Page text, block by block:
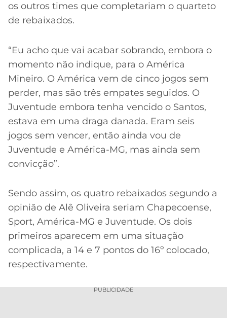
os outros times que completariam o quarteto
de rebaixados.
“Eu acho que vai acabar sobrando, embora o
momento não indique, para o América
Mineiro. O América vem de cinco jogos sem
perder, mas são três empates seguidos. O
Juventude embora tenha vencido o Santos,
estava em uma draga danada. Eram seis
jogos sem vencer, então ainda vou de
Juventude e América-MG, mas ainda sem
convicção”.
Sendo assim, os quatro rebaixados segundo a
opinião de Alê Oliveira seriam Chapecoense,
Sport, América-MG e Juventude. Os dois
primeiros aparecem em uma situação
complicada, a 14 e 7 pontos do 16º colocado,
respectivamente.
PUBLICIDADE